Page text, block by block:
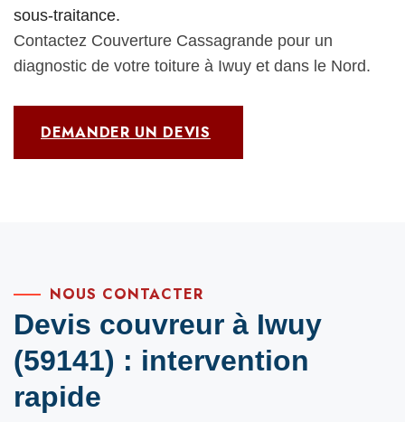
sous-traitance.
Contactez Couverture Cassagrande pour un
diagnostic de votre toiture à Iwuy et dans le Nord.
DEMANDER UN DEVIS
NOUS CONTACTER
Devis couvreur à Iwuy
(59141) : intervention
rapide